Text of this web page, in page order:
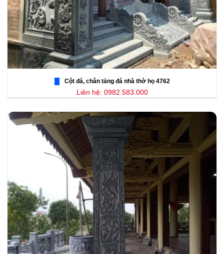
Cột đá, chân tảng đá nhà thờ họ 4762
Liên hệ: 0982.583.000